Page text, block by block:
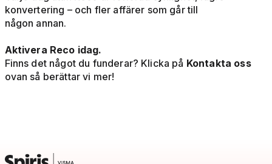
konvertering – och fler affärer som går till
någon annan.
Aktivera Reco idag.
Finns det något du funderar? Klicka på Kontakta oss
ovan så berättar vi mer!